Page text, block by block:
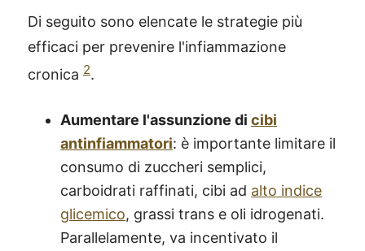
Di seguito sono elencate le strategie più
efficaci per prevenire l'infiammazione
cronica 2.
Aumentare l'assunzione di cibi
antinfiammatori: è importante limitare il
consumo di zuccheri semplici,
carboidrati raffinati, cibi ad alto indice
glicemico, grassi trans e oli idrogenati.
Parallelamente, va incentivato il